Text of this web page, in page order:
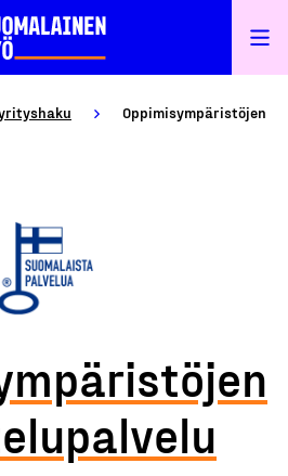
Oppimisympäristöjen